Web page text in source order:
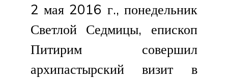
2 мая 2016 г., понедельник
Светлой Седмицы, епископ
Питирим совершил
архипастырский визит в